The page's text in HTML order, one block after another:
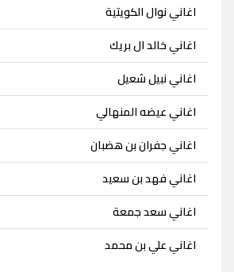
اغاني نوال الكويتية
اغاني خالد ال بريك
اغاني نبيل شعيل
اغاني عيضه المنهالي
اغاني جفران بن هضبان
اغاني فهد بن سعيد
اغاني سعد جمعة
اغاني علي بن محمد